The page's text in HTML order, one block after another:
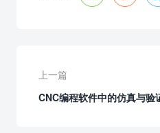
上一篇
CNC编程软件中的仿真与验